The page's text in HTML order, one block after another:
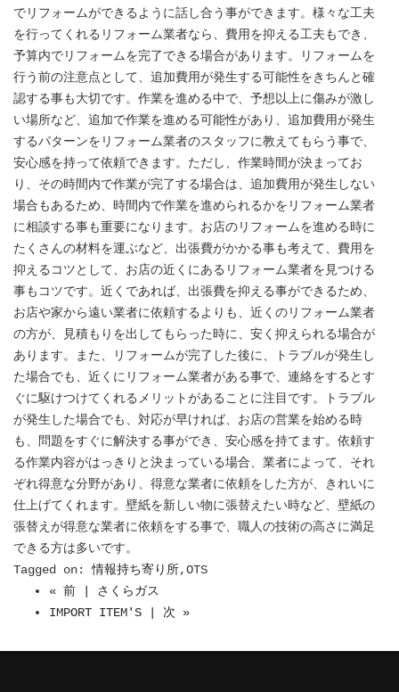
でリフォームができるように話し合う事ができます。様々な工夫
を行ってくれるリフォーム業者なら、費用を抑える工夫もでき、
予算内でリフォームを完了できる場合があります。リフォームを
行う前の注意点として、追加費用が発生する可能性をきちんと確
認する事も大切です。作業を進める中で、予想以上に傷みが激し
い場所など、追加で作業を進める可能性があり、追加費用が発生
するパターンをリフォーム業者のスタッフに教えてもらう事で、
安心感を持って依頼できます。ただし、作業時間が決まってお
り、その時間内で作業が完了する場合は、追加費用が発生しない
場合もあるため、時間内で作業を進められるかをリフォーム業者
に相談する事も重要になります。お店のリフォームを進める時に
たくさんの材料を運ぶなど、出張費がかかる事も考えて、費用を
抑えるコツとして、お店の近くにあるリフォーム業者を見つける
事もコツです。近くであれば、出張費を抑える事ができるため、
お店や家から遠い業者に依頼するよりも、近くのリフォーム業者
の方が、見積もりを出してもらった時に、安く抑えられる場合が
あります。また、リフォームが完了した後に、トラブルが発生し
た場合でも、近くにリフォーム業者がある事で、連絡をするとす
ぐに駆けつけてくれるメリットがあることに注目です。トラブル
が発生した場合でも、対応が早ければ、お店の営業を始める時
も、問題をすぐに解決する事ができ、安心感を持てます。依頼す
る作業内容がはっきりと決まっている場合、業者によって、それ
ぞれ得意な分野があり、得意な業者に依頼をした方が、きれいに
仕上げてくれます。壁紙を新しい物に張替えたい時など、壁紙の
張替えが得意な業者に依頼をする事で、職人の技術の高さに満足
できる方は多いです。
Tagged on:情報持ち寄り所,OTS
« 前 | さくらガス
IMPORT ITEM'S | 次 »